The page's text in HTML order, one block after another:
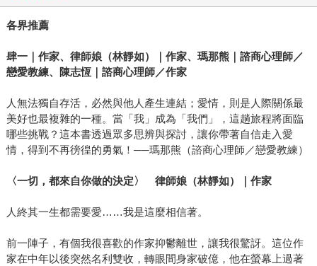
各界推薦
肆一｜作家、律師娘（林靜如）｜作家、瑪那熊｜諮商心理師／
戀愛教練、陳志恆｜諮商心理師／作家
人無法獨自存活，必然與他人產生連結；愛情，則是人際關係最
美好也最複雜的一種。當「我」成為「我們」，這趟旅程將面臨
哪些挑戰？這本書透過眾多思辨與探討，讓你帶著自信走入愛
情，得到不再徬徨的勇氣！──瑪那熊（諮商心理師／戀愛教練）
〈一切，都來自你做的決定〉 律師娘（林靜如）｜作家
人終其一生都需要愛……我是這麼相信著。
前一陣子，有個我很喜歡的作家抑鬱離世，讓我很驚訝。這位作
家在中年以後突然名利雙收，轉眼間身家破億，他在螢幕上過著